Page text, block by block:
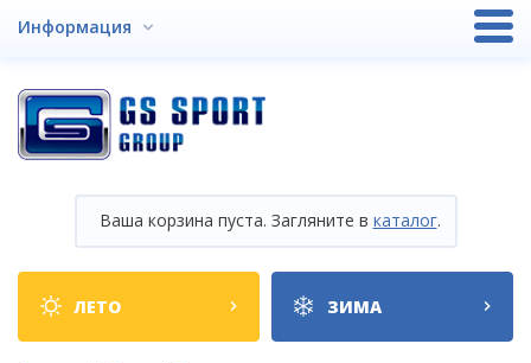
Информация
Ваша корзина пуста. Загляните в каталог.
Shop
categories
ЛЕТО ЗИМА